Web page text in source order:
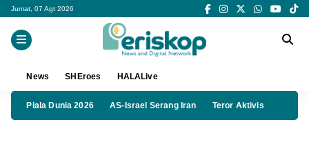
Jumat, 07 Agt 2026
News SHEroes HALALive
Piala Dunia 2026 AS-Israel Serang Iran Teror Aktivis